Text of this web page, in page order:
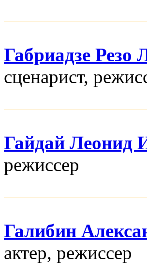
Габриадзе Резо
сценарист,
Гайдай Леонид
режисcер
Галибин
актер, режисcер